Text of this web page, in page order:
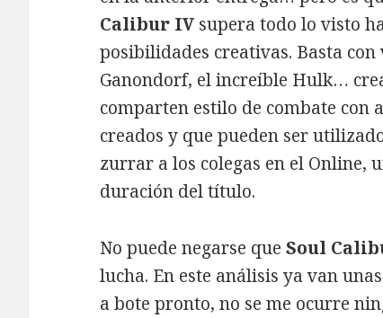
Calibur IV supera todo lo visto
posibilidades creativas. Basta con
Ganondorf, el increíble Hulk…
comparten estilo de combate con
creados y que pueden ser
zurrar a los colegas en el Online,
duración del título.
No puede negarse queSoul
lucha. En este análisis ya van
a bote pronto, no se me ocurre